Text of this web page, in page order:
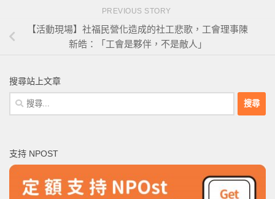
PREVIOUS STORY
【活動現場】社福民營化造成的社工悲歌，工會理事陳
新皓：「工會是夥伴，不是敵人」
搜尋站上文章
搜
尋
字:
支持 NPOST